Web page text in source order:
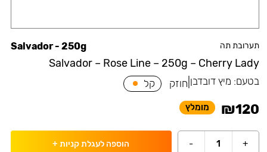
תערובת תה
Salvador – Rose Line – 250g – Cherry Lady
Salvador - 250g
בטעם: מיץ דובדבן חוזק קל
₪120 מומלץ
+
1
- הוספה לעגלת קניות +